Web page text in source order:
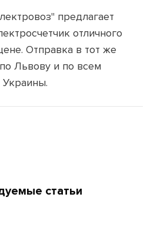
предлагает
отличного
Отправка в тот же
Львову и по всем
статьи